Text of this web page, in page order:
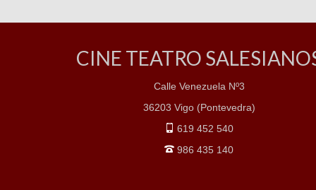
CINE TEATRO
Calle Venezuela Nº3
36203 Vigo (Pontevedra)
619 452 540
986 435 140